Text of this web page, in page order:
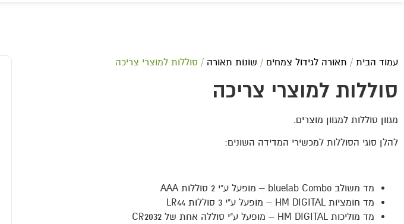
עמוד הבית / תאורה לגידול צמחים / שונות תאורה / סוללות למוצרי צריכה
סוללות למוצרי צריכה
מגוון סוללות למגוון מוצרים.
להלן סוגי הסוללות למכשירי המדידה השונים:
מד משולב bluelab Combo – מופעל ע"י 2 סוללות AAA
מד חומציות HM DIGITAL – מופעל ע"י 3 סוללות LR44
מד מוליכות HM DIGITAL – מופעל ע"י סוללה אחת של CR2032